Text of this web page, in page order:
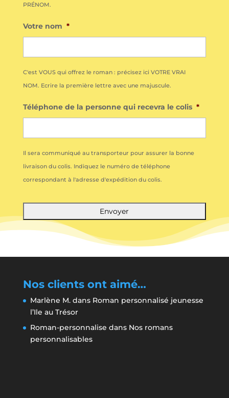
PRÉNOM.
Votre nom *
C'est VOUS qui offrez le roman : précisez ici VOTRE VRAI
NOM. Ecrire la première lettre avec une majuscule.
Téléphone de la personne qui recevra le colis *
Il sera communiqué au transporteur pour assurer la bonne
livraison du colis. Indiquez le numéro de téléphone
correspondant à l'adresse d'expédition du colis.
Nos clients ont aimé…
Marlène M.dans Roman personnalisé jeunesse
l’Ile au Trésor
Roman-personnalise dans Nos romans
personnalisables